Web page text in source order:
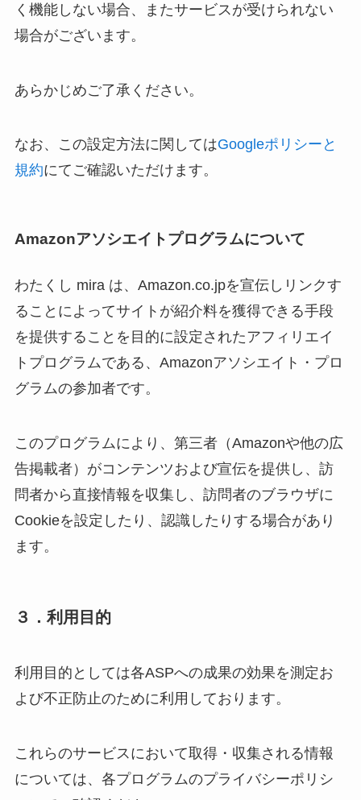
く機能しない場合、またサービスが受けられない
場合がございます。
あらかじめご了承ください。
なお、この設定方法に関してはGoogleポリシーと
規約にてご確認いただけます。
Amazonアソシエイトプログラムについて
わたくし mira は、Amazon.co.jpを宣伝しリンクす
ることによってサイトが紹介料を獲得できる手段
を提供することを目的に設定されたアフィリエイ
トプログラムである、Amazonアソシエイト・プロ
グラムの参加者です。
このプログラムにより、第三者（Amazonや他の広
告掲載者）がコンテンツおよび宣伝を提供し、訪
問者から直接情報を収集し、訪問者のブラウザに
Cookieを設定したり、認識したりする場合があり
ます。
３．利用目的
利用目的としては各ASPへの成果の効果を測定お
よび不正防止のために利用しております。
これらのサービスにおいて取得・収集される情報
については、各プログラムのプライバシーポリシ